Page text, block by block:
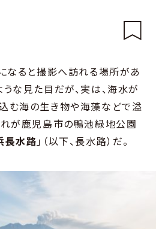
なると撮影へ訪れる場所があ
な見た目だが、実は、海水が
む海の生き物や海藻などで溢
れが鹿児島市の鴨池緑地公園
長水路 」（以下、長水路）だ。